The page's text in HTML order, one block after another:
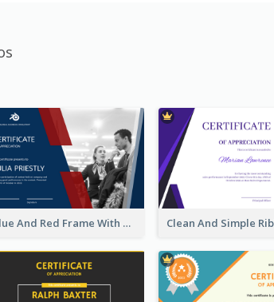
Blue And Red Frame With Photo Certificate